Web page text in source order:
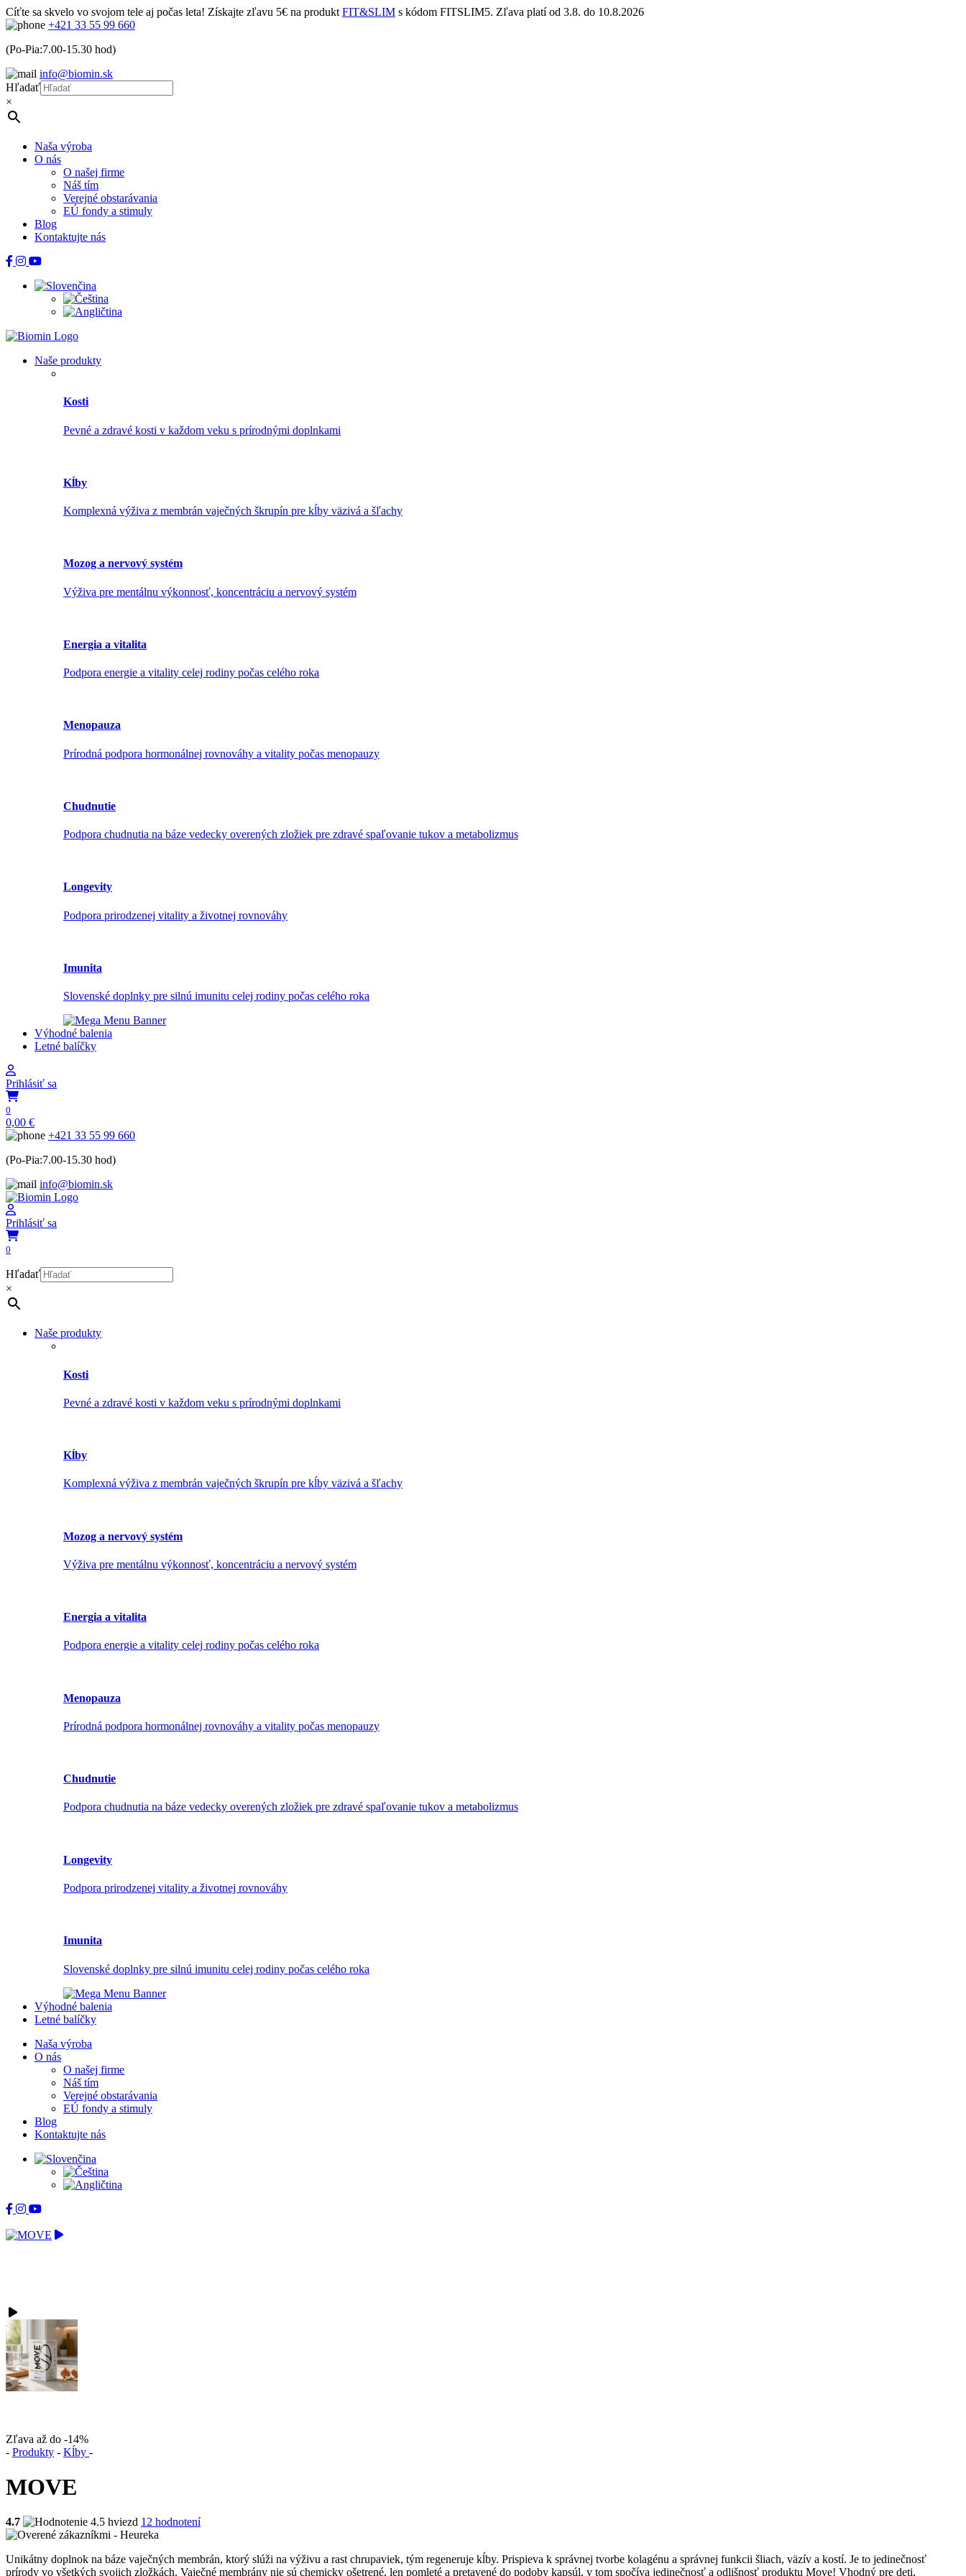
Cíťte sa skvelo vo svojom tele aj počas leta! Získajte zľavu 5€ na produkt FIT&SLIM s kódom FITSLIM5. Zľava platí od 3.8. do 10.8.2026
+421 33 55 99 660
(Po-Pia:7.00-15.30 hod)
info@biomin.sk
Hľadať
×
Naša výroba
O nás
O našej firme
Náš tím
Verejné obstarávania
EÚ fondy a stimuly
Blog
Kontaktujte nás
Naše produkty
Kosti
Pevné a zdravé kosti v každom veku s prírodnými doplnkami
Kĺby
Komplexná výživa z membrán vaječných škrupín pre kĺby väzivá a šľachy
Mozog a nervový systém
Výživa pre mentálnu výkonnosť, koncentráciu a nervový systém
Energia a vitalita
Podpora energie a vitality celej rodiny počas celého roka
Menopauza
Prírodná podpora hormonálnej rovnováhy a vitality počas menopauzy
Chudnutie
Podpora chudnutia na báze vedecky overených zložiek pre zdravé spaľovanie tukov a metabolizmus
Longevity
Podpora prirodzenej vitality a životnej rovnováhy
Imunita
Slovenské doplnky pre silnú imunitu celej rodiny počas celého roka
Výhodné balenia
Letné balíčky
Prihlásiť sa
0
0,00 €
+421 33 55 99 660
(Po-Pia:7.00-15.30 hod)
info@biomin.sk
Prihlásiť sa
0
Hľadať
×
Naše produkty
Kosti
Pevné a zdravé kosti v každom veku s prírodnými doplnkami
Kĺby
Komplexná výživa z membrán vaječných škrupín pre kĺby väzivá a šľachy
Mozog a nervový systém
Výživa pre mentálnu výkonnosť, koncentráciu a nervový systém
Energia a vitalita
Podpora energie a vitality celej rodiny počas celého roka
Menopauza
Prírodná podpora hormonálnej rovnováhy a vitality počas menopauzy
Chudnutie
Podpora chudnutia na báze vedecky overených zložiek pre zdravé spaľovanie tukov a metabolizmus
Longevity
Podpora prirodzenej vitality a životnej rovnováhy
Imunita
Slovenské doplnky pre silnú imunitu celej rodiny počas celého roka
Výhodné balenia
Letné balíčky
Naša výroba
O nás
O našej firme
Náš tím
Verejné obstarávania
EÚ fondy a stimuly
Blog
Kontaktujte nás
Zľava až do -14%
- Produkty - Kĺby -
MOVE
4.7 12 hodnotení
Unikátny doplnok na báze vaječných membrán, ktorý slúži na výživu a rast chrupaviek, tým regeneruje kĺby. Prispieva k správnej tvorbe kolagénu a správnej funkcii šliach, väzív a kostí. Je to jedinečnosť
prírody vo všetkých svojich zložkách. Vaječné membrány nie sú chemicky ošetrené, len pomleté a pretavené do podoby kapsúl, v tom spočíva jedinečnosť a odlišnosť produktu Move! Vhodný pre deti,